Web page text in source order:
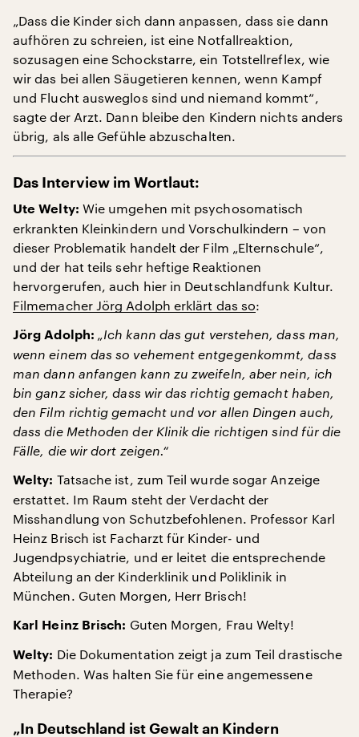
„Dass die Kinder sich dann anpassen, dass sie dann
aufhören zu schreien, ist eine Notfallreaktion,
sozusagen eine Schockstarre, ein Totstellreflex, wie
wir das bei allen Säugetieren kennen, wenn Kampf
und Flucht ausweglos sind und niemand kommt“,
sagte der Arzt. Dann bleibe den Kindern nichts anders
übrig, als alle Gefühle abzuschalten.
Das Interview im Wortlaut:
Ute Welty: Wie umgehen mit psychosomatisch
erkrankten Kleinkindern und Vorschulkindern – von
dieser Problematik handelt der Film „Elternschule“,
und der hat teils sehr heftige Reaktionen
hervorgerufen, auch hier in Deutschlandfunk Kultur.
Filmemacher Jörg Adolph erklärt das so:
Jörg Adolph: „Ich kann das gut verstehen, dass man,
wenn einem das so vehement entgegenkommt, dass
man dann anfangen kann zu zweifeln, aber nein, ich
bin ganz sicher, dass wir das richtig gemacht haben,
den Film richtig gemacht und vor allen Dingen auch,
dass die Methoden der Klinik die richtigen sind für die
Fälle, die wir dort zeigen.“
Welty: Tatsache ist, zum Teil wurde sogar Anzeige
erstattet. Im Raum steht der Verdacht der
Misshandlung von Schutzbefohlenen. Professor Karl
Heinz Brisch ist Facharzt für Kinder- und
Jugendpsychiatrie, und er leitet die entsprechende
Abteilung an der Kinderklinik und Poliklinik in
München. Guten Morgen, Herr Brisch!
Karl Heinz Brisch: Guten Morgen, Frau Welty!
Welty: Die Dokumentation zeigt ja zum Teil drastische
Methoden. Was halten Sie für eine angemessene
Therapie?
„In Deutschland ist Gewalt an Kindern